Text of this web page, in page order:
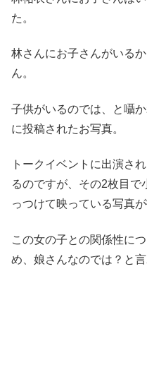
た。
林さんにお子さんがいる
ん。
子供がいるのでは、と囁
に投稿されたお写真。
トークイベントに出演さ
るのですが、その2枚目で
っつけて映っている写真
この女の子との関係性に
め、娘さんなのでは？と言